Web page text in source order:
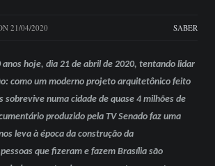
21/04/2020 SABER
hoje, dia 21 de abril de 2020, tentando lidar
como um moderno projeto arquitetônico feito
sobrevive numa cidade de quase 4 milhões de
produzido pela TV Senado faz uma
leva à época da construção da
que fizeram e fazem Brasília são